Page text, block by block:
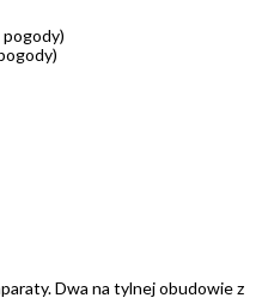
pogody)
Dwa na tylnej obudowie z